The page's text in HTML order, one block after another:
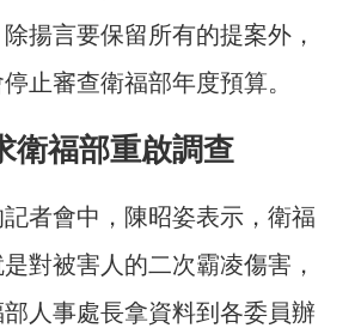
揚言要保留所有的提案外，
止審查衛福部年度預算。
衛福部重啟調查
者會中，陳昭姿表示，衛福
對被害人的二次霸凌傷害，
人事處長拿資料到各委員辦